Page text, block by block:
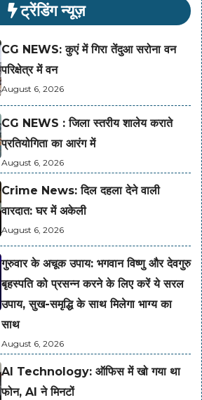
ट्रेंडिंग न्यूज़
CG NEWS: कुएं में गिरा तेंदुआ सरोना वन
परिक्षेत्र में वन
August 6, 2026
CG NEWS : जिला स्तरीय शालेय कराते
प्रतियोगिता का आरंग में
August 6, 2026
Crime News: दिल दहला देने वाली
वारदात: घर में अकेली
August 6, 2026
गुरुवार के अचूक उपाय: भगवान विष्णु और देवगुरु
बृहस्पति को प्रसन्न करने के लिए करें ये सरल
उपाय, सुख-समृद्धि के साथ मिलेगा भाग्य का
साथ
August 6, 2026
AI Technology: ऑफिस में खो गया था
फोन, AI ने मिनटों